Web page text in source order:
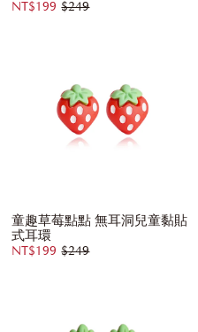
NT$199 $249
童趣草莓點點 無耳洞兒童黏貼
式耳環
NT$199 $249